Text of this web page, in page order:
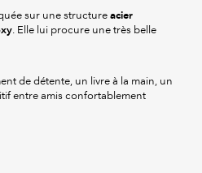
sur une structure acier
. Elle lui procure une très belle
de détente, un livre à la main, un
entre amis confortablement